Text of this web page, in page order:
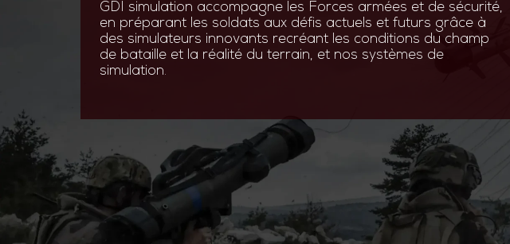
GDI simulation accompagne les Forces armées et de sécurité,
en préparant les soldats aux défis actuels et futurs grâce à
des simulateurs innovants recréant les conditions du champ
de bataille et la réalité du terrain, et nos systèmes de
simulation.
ingénierie système, optronique, micromécanique et
logiciels.
Grâce à des technologies de pointe comme la réalité
aux contraintes du terrain.